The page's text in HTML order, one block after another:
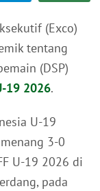
(Exco)
tentang
(DSP)
19 2026.
U-19
3-0
U-19 2026 di
pada